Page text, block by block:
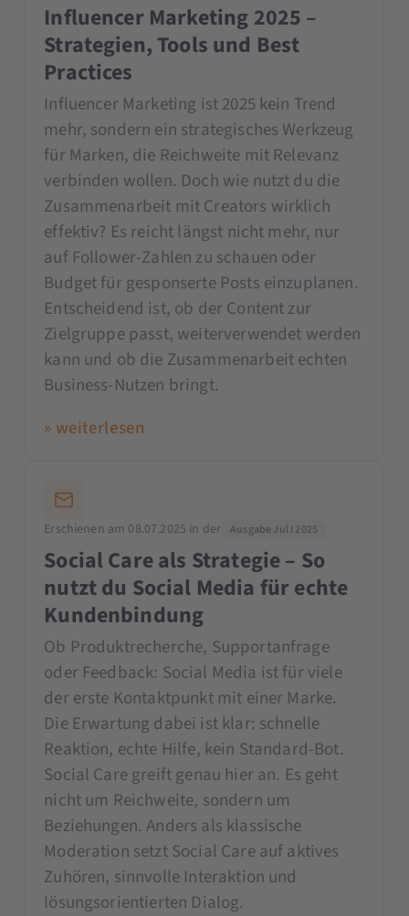
Influencer Marketing 2025 –
Strategien, Tools und Best
Practices
Influencer Marketing ist 2025 kein Trend
mehr, sondern ein strategisches Werkzeug
für Marken, die Reichweite mit Relevanz
verbinden wollen. Doch wie nutzt du die
Zusammenarbeit mit Creators wirklich
effektiv? Es reicht längst nicht mehr, nur
auf Follower-Zahlen zu schauen oder
Budget für gesponserte Posts einzuplanen.
Entscheidend ist, ob der Content zur
Zielgruppe passt, weiterverwendet werden
kann und ob die Zusammenarbeit echten
Business-Nutzen bringt.
» weiterlesen
Erschienen am 08.07.2025 in der Ausgabe Jul I 2025
Social Care als Strategie – So
nutzt du Social Media für echte
Kundenbindung
Ob Produktrecherche, Supportanfrage
oder Feedback: Social Media ist für viele
der erste Kontaktpunkt mit einer Marke.
Die Erwartung dabei ist klar: schnelle
Reaktion, echte Hilfe, kein Standard-Bot.
Social Care greift genau hier an. Es geht
nicht um Reichweite, sondern um
Beziehungen. Anders als klassische
Moderation setzt Social Care auf aktives
Zuhören, sinnvolle Interaktion und
lösungsorientierten Dialog.